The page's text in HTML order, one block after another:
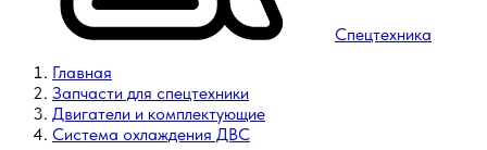
Спецтехника
Главная
Запчасти для спецтехники
Двигатели и комплектующие
Система охлаждения ДВС